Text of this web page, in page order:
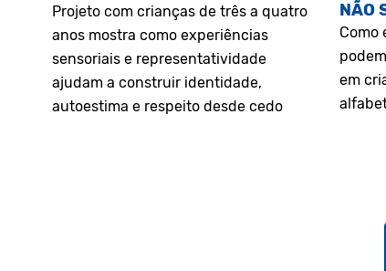
Projeto com crianças de três a quatro
anos mostra como experiências
sensoriais e representatividade
ajudam a construir identidade,
autoestima e respeito desde cedo
NÃO
Como
em